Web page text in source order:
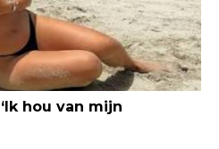
hou van mijn